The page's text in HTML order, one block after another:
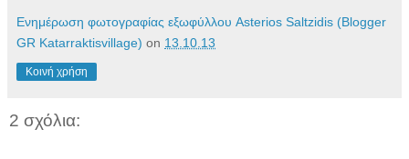
Ενημέρωση φωτογραφίας εξωφύλλου Asterios Saltzidis (Blogger
GR Katarraktisvillage) on 13.10.13
Κοινή χρήση
2 σχόλια: